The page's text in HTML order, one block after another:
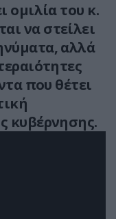
ομιλία του κ.
να στείλει
αλλά
που θέτει
κυβέρνησης.